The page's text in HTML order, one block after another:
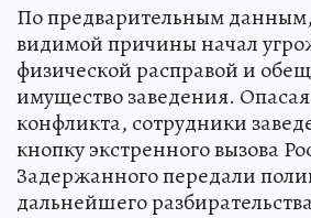
По предварительным данным,
видимой причины начал
физической расправой и
имущество заведения.
конфликта, сотрудники
кнопку экстренного вызова
Задержанного передали
дальнейшего